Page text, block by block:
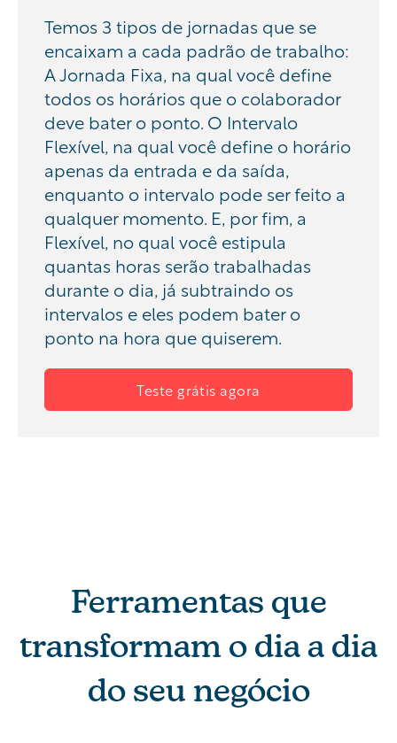
Temos 3 tipos de jornadas que se
encaixam a cada padrão de trabalho:
A Jornada Fixa, na qual você define
todos os horários que o colaborador
deve bater o ponto. O Intervalo
Flexível, na qual você define o horário
apenas da entrada e da saída,
enquanto o intervalo pode ser feito a
qualquer momento. E, por fim, a
Flexível, no qual você estipula
quantas horas serão trabalhadas
durante o dia, já subtraindo os
intervalos e eles podem bater o
ponto na hora que quiserem.
Teste grátis agora
Ferramentas que
transformam o dia a dia
do seu negócio